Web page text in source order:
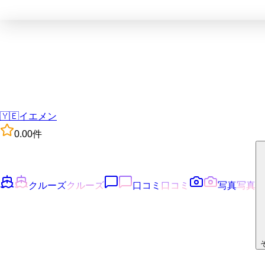
🇾🇪イエメン
0.00件
クルーズクルーズ 口コミ 口コミ 写真写真